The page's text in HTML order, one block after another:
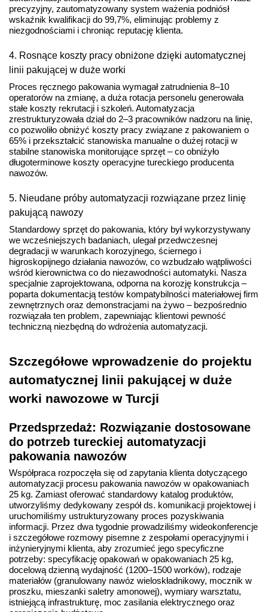
precyzyjny, zautomatyzowany system ważenia podniósł
wskaźnik kwalifikacji do 99,7%, eliminując problemy z
niezgodnościami i chroniąc reputację klienta.
4. Rosnące koszty pracy obniżone dzięki automatycznej
linii pakującej w duże worki
Proces ręcznego pakowania wymagał zatrudnienia 8–10
operatorów na zmianę, a duża rotacja personelu generowała
stałe koszty rekrutacji i szkoleń. Automatyzacja
zrestrukturyzowała dział do 2–3 pracowników nadzoru na linię,
co pozwoliło obniżyć koszty pracy związane z pakowaniem o
65% i przekształcić stanowiska manualne o dużej rotacji w
stabilne stanowiska monitorujące sprzęt – co obniżyło
długoterminowe koszty operacyjne tureckiego producenta
nawozów.
5. Nieudane próby automatyzacji rozwiązane przez linię
pakującą nawozy
Standardowy sprzęt do pakowania, który był wykorzystywany
we wcześniejszych badaniach, ulegał przedwczesnej
degradacji w warunkach korozyjnego, ściernego i
higroskopijnego działania nawozów, co wzbudzało wątpliwości
wśród kierownictwa co do niezawodności automatyki. Nasza
specjalnie zaprojektowana, odporna na korozję konstrukcja –
poparta dokumentacją testów kompatybilności materiałowej firm
zewnętrznych oraz demonstracjami na żywo – bezpośrednio
rozwiązała ten problem, zapewniając klientowi pewność
techniczną niezbędną do wdrożenia automatyzacji.
Szczegółowe wprowadzenie do projektu
automatycznej linii pakującej w duże
worki nawozowe w Turcji
Przedsprzedaż: Rozwiązanie dostosowane
do potrzeb tureckiej automatyzacji
pakowania nawozów
Współpraca rozpoczęła się od zapytania klienta dotyczącego
automatyzacji procesu pakowania nawozów w opakowaniach
25 kg. Zamiast oferować standardowy katalog produktów,
utworzyliśmy dedykowany zespół ds. komunikacji projektowej i
uruchomiliśmy ustrukturyzowany proces pozyskiwania
informacji. Przez dwa tygodnie prowadziliśmy wideokonferencje
i szczegółowe rozmowy pisemne z zespołami operacyjnymi i
inżynieryjnymi klienta, aby zrozumieć jego specyficzne
potrzeby: specyfikację opakowań w opakowaniach 25 kg,
docelową dzienną wydajność (1200–1500 worków), rodzaje
materiałów (granulowany nawóz wieloskładnikowy, mocznik w
proszku, mieszanki saletry amonowej), wymiary warsztatu,
istniejącą infrastrukturę, moc zasilania elektrycznego oraz